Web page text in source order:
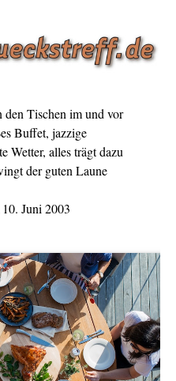
den Tischen im und vor
Buffet, jazzige
Wetter, alles trägt dazu
der guten Laune
Juni 2003